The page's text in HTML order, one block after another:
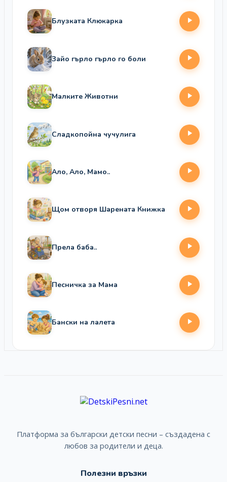
Блузката Клюкарка
Зайо гърло гърло го боли
Малките Животни
Сладкопойна чучулига
Ало, Ало, Мамо..
Щом отворя Шарената Книжка
Прела баба..
Песничка за Мама
Бански на лалета
Платформа за български детски песни – създадена с
любов за родители и деца.
Полезни връзки